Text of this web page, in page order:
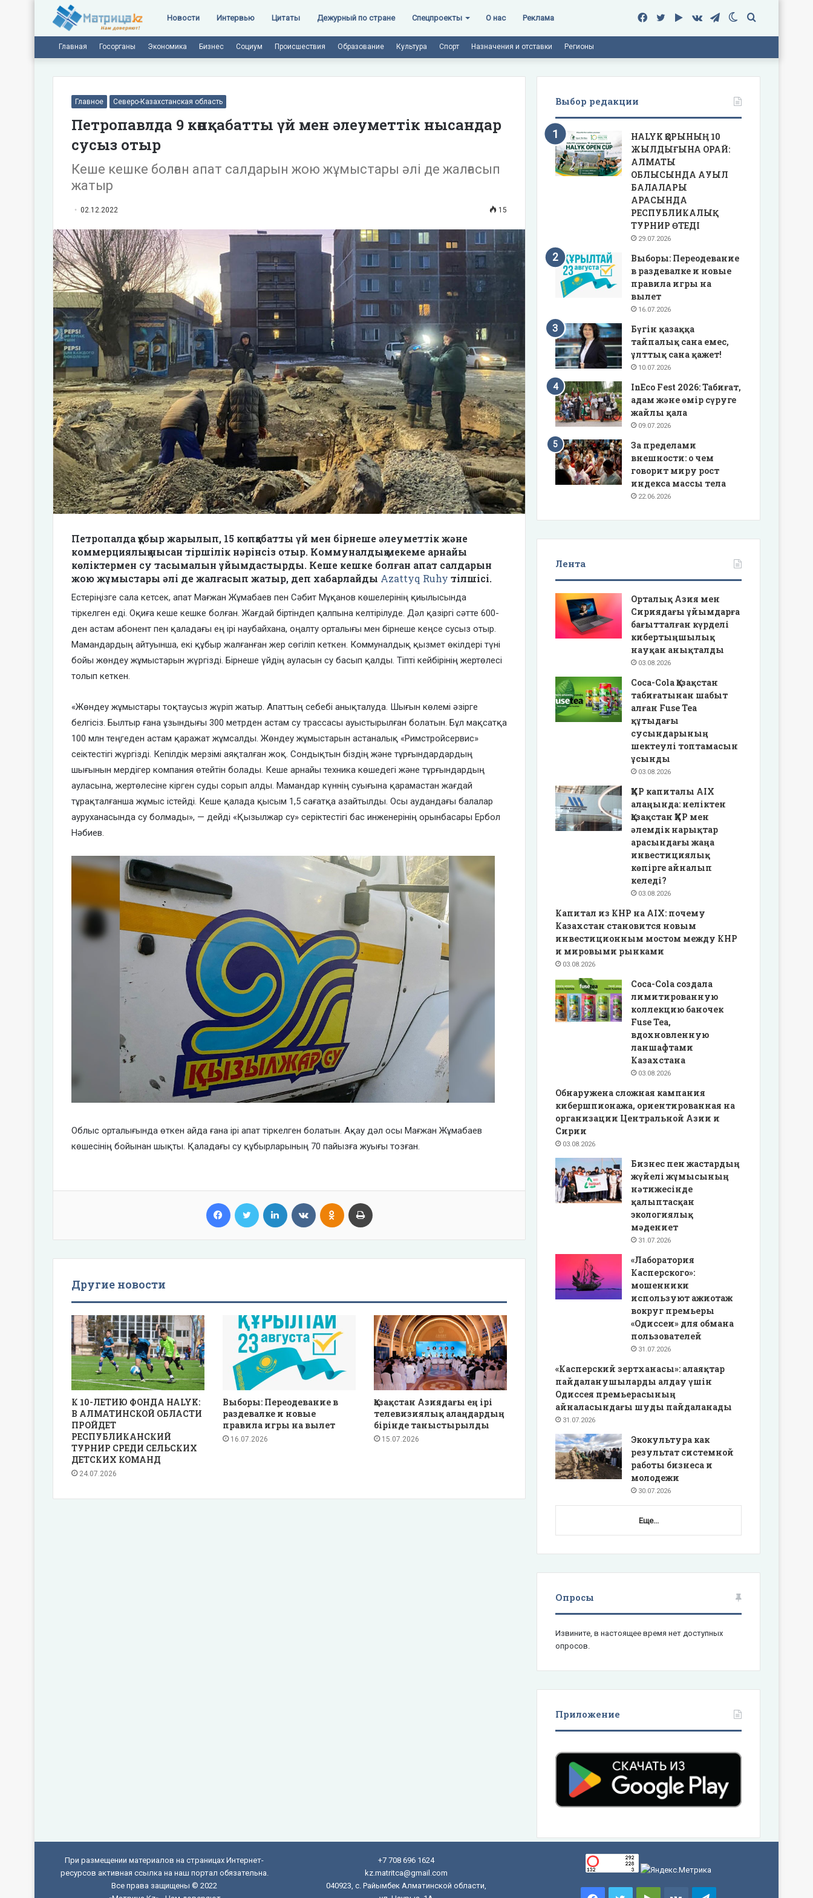
Новости Интервью Цитаты Дежурный по стране Спецпроекты О нас Реклама Поиск
Switch
Telegram
vk.com
Google
Twitter
Facebook
Главная Госорганы Экономика Бизнес Социум Происшествия Образование Культура Спорт Назначения и отставки Регионы
Главное Северо-Казахстанская область
Петропавлда 9 көпқабатты үй мен әлеуметтік нысандар
сусыз отыр
Кеше кешке болған апат салдарын жою жұмыстары әлі де жалғасып
жатыр
02.12.2022 15
Петропалда құбыр жарылып, 15 көпқабатты үй мен бірнеше әлеуметтік және
коммерциялық нысан тіршілік нәрінсіз отыр. Коммуналдық мекеме арнайы
көліктермен су тасымалын ұйымдастырды. Кеше кешке болған апат салдарын
жою жұмыстары әлі де жалғасып жатыр, деп хабарлайды Azattyq Ruhy тілшісі.
Естеріңізге сала кетсек, апат Мағжан Жұмабаев пен Сәбит Мұқанов көшелерінің қиылысында
тіркелген еді. Оқиға кеше кешке болған. Жағдай біртіндеп қалпына келтірілуде. Дәл қазіргі сәтте 600-
ден астам абонент пен қаладағы ең ірі наубайхана, оңалту орталығы мен бірнеше кеңсе сусыз отыр.
Мамандардың айтуынша, екі құбыр жалғанған жер сөгіліп кеткен. Коммуналдық қызмет өкілдері түні
бойы жөндеу жұмыстарын жүргізді. Бірнеше үйдің ауласын су басып қалды. Тіпті кейбірінің жертөлесі
толып кеткен.
«Жөндеу жұмыстары тоқтаусыз жүріп жатыр. Апаттың себебі анықталуда. Шығын көлемі әзірге
белгісіз. Былтыр ғана ұзындығы 300 метрден астам су трассасы ауыстырылған болатын. Бұл мақсатқа
100 млн теңгеден астам қаражат жұмсалды. Жөндеу жұмыстарын астаналық «Римстройсервис»
сеіктестігі жүргізді. Кепілдік мерзімі аяқталған жоқ. Сондықтын біздің және тұрғындардардың
шығынын мердігер компания өтейтін болады. Кеше арнайы техника көшедегі және тұрғындардың
ауласына, жертөлесіне кірген суды сорып алды. Мамандар күннің суығына қарамастан жағдай
тұрақталғанша жұмыс істейді. Кеше қалада қысым 1,5 сағатқа азайтылды. Осы аудандағы балалар
ауруханасында су болмады», — дейді «Қызылжар су» серіктестігі бас инженерінің орынбасары Ербол
Нәбиев.
Облыс орталығында өткен айда ғана ірі апат тіркелген болатын. Ақау дәл осы Мағжан Жұмабаев
көшесінің бойынан шықты. Қаладағы су құбырларының 70 пайызға жуығы тозған.
Facebook Twitter LinkedIn VKontakteOdnoklassniki
Другие новости
К 10-ЛЕТИЮ ФОНДА HALYK:
В АЛМАТИНСКОЙ ОБЛАСТИ
ПРОЙДЕТ
РЕСПУБЛИКАНСКИЙ
ТУРНИР СРЕДИ СЕЛЬСКИХ
ДЕТСКИХ КОМАНД
24.07.2026
Выборы: Переодевание в
раздевалке и новые
правила игры на вылет
16.07.2026
Қазақстан Азиядағы ең ірі
телевизиялық алаңдардың
бірінде таныстырылды
15.07.2026
Выбор редакции
HALYK ҚОРЫНЫҢ 10
ЖЫЛДЫҒЫНА ОРАЙ:
АЛМАТЫ
ОБЛЫСЫНДА АУЫЛ
БАЛАЛАРЫ
АРАСЫНДА
РЕСПУБЛИКАЛЫҚ
ТУРНИР ӨТЕДІ
29.07.2026
Выборы: Переодевание
в раздевалке и новые
правила игры на
вылет
16.07.2026
Бүгін қазаққа
тайпалық сана емес,
ұлттық сана қажет!
10.07.2026
InEco Fest 2026: Табиғат,
адам және өмір сүруге
жайлы қала
09.07.2026
За пределами
внешности: о чем
говорит миру рост
индекса массы тела
22.06.2026
Лента
Орталық Азия мен
Сириядағы ұйымдарға
бағытталған күрделі
кибертыңшылық
науқан анықталды
03.08.2026
Coca-Cola Қазақстан
табиғатынан шабыт
алған Fuse Tea
құтыдағы
сусындарының
шектеулі топтамасын
ұсынды
03.08.2026
ҚХР капиталы AIX
алаңында: неліктен
Қазақстан ҚХР мен
әлемдік нарықтар
арасындағы жаңа
инвестициялық
көпірге айналып
келеді?
03.08.2026
Капитал из КНР на AIX: почему
Казахстан становится новым
инвестиционным мостом между КНР
и мировыми рынками
03.08.2026
Coca-Cola создала
лимитированную
коллекцию баночек
Fuse Tea,
вдохновленную
ланшафтами
Казахстана
03.08.2026
Обнаружена сложная кампания
кибершпионажа, ориентированная на
организации Центральной Азии и
Сирии
03.08.2026
Бизнес пен жастардың
жүйелі жұмысының
нәтижесінде
қалыптасқан
экологиялық
мәдениет
31.07.2026
«Лаборатория
Касперского»:
мошенники
используют ажиотаж
вокруг премьеры
«Одиссеи» для обмана
пользователей
31.07.2026
«Касперский зертханасы»: алаяқтар
пайдаланушыларды алдау үшін
Одиссея премьерасының
айналасындағы шуды пайдаланады
31.07.2026
Экокультура как
результат системной
работы бизнеса и
молодежи
30.07.2026
Еще...
Опросы
Извините, в настоящее время нет доступных
опросов.
Приложение
При размещении материалов на страницах Интернет-
ресурсов активная ссылка на наш портал обязательна.
Все права защищены © 2022
+7 708 696 1624
kz.matritca@gmail.com
040923, с. Райымбек Алматинской области,